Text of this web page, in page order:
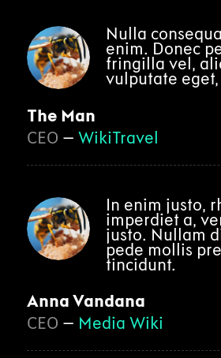
Nulla
enim. Donec
fringilla vel,
vulputate
The Man
CEO – WikiTravel
In enim justo,
imperdiet a,
justo. Nullam
pede mollis
tincidunt.
Anna Vandana
CEO – Media Wiki